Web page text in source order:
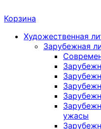
Корзина
Художественная
Зарубежная
ужасы